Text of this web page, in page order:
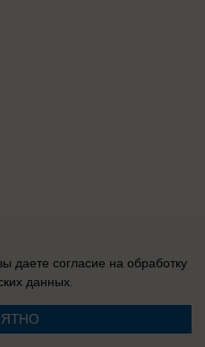
даете согласие на обработку
данных.